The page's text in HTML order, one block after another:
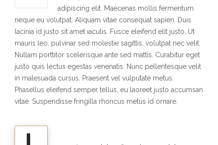
adipiscing elit. Maecenas mollis fermentum
neque eu volutpat. Aliquam vitae consequat sapien. Duis
lacinia id justo sit amet iaculis. Fusce eleifend elit justo. Ut
mauris leo, pulvinar sed molestie sagittis, volutpat nec velit.
Nullam porttitor scelerisque ante sed mattis. Curabitur eget
justo quis lectus egestas venenatis. Nunc pellentesque velit
in malesuada cursus. Praesent vel vulputate metus.
Phasellus eleifend semper tellus, eu laoreet justo accumsan
vitae. Suspendisse fringilla rhoncus metus id ornare.